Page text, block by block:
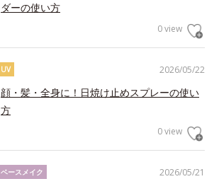
ダーの使い方
0 view
2026/05/22
UV
顔・髪・全身に！日焼け止めスプレーの使い
方
0 view
2026/05/21
ベースメイク